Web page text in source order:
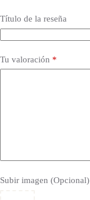
Título de la reseña
Tu valoración *
Subir imagen (Opcional)